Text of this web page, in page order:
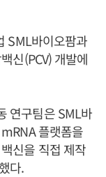
SML바이오팜과
신(PCV) 개발에
연구팀은 SML바
플랫폼을
신을 직접 제작
다.